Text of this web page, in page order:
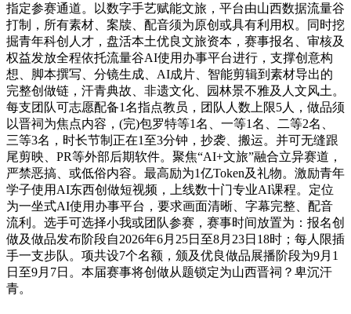
指定参赛通道。以数字手艺赋能文旅，平台由山西数据流量谷
打制，所有素材、案牍、配音须为原创或具有利用权。同时挖
掘青年科创人才，盘活本土优良文旅资本，赛事报名、审核及
权益发放全程依托流量谷AI使用办事平台进行，支撑创意构
想、脚本撰写、分镜生成、AI成片、智能剪辑到素材导出的
完整创做链，汗青典故、非遗文化、园林景不雅及人文风土。
每支团队可志愿配备1名指点教员，团队人数上限5人，做品须
以晋祠为焦点内容，(完)包罗特等1名、一等1名、二等2名、
三等3名，时长节制正在1至3分钟，抄袭、搬运。并可无缝跟
尾剪映、PR等外部后期软件。聚焦“AI+文旅”融合立异赛道，
严禁恶搞、或低俗内容。最高励为1亿Token及礼物。激励青年
学子使用AI东西创做短视频，上线数十门专业AI课程。定位
为一坐式AI使用办事平台，要求画面清晰、字幕完整、配音
流利。选手可选择小我或团队参赛，赛事时间放置为：报名创
做及做品发布阶段自2026年6月25日至8月23日18时；每人限插
手一支步队。项共设7个名额，颁及优良做品展播阶段为9月1
日至9月7日。本届赛事将创做从题锁定为山西晋祠？卑沉汗
青。